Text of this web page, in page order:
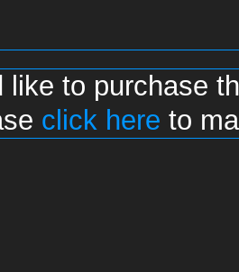
like to purchase
click here to